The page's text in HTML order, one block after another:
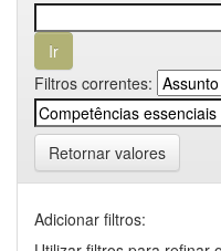
Filtros correntes:
Retornar valores
Adicionar filtros: